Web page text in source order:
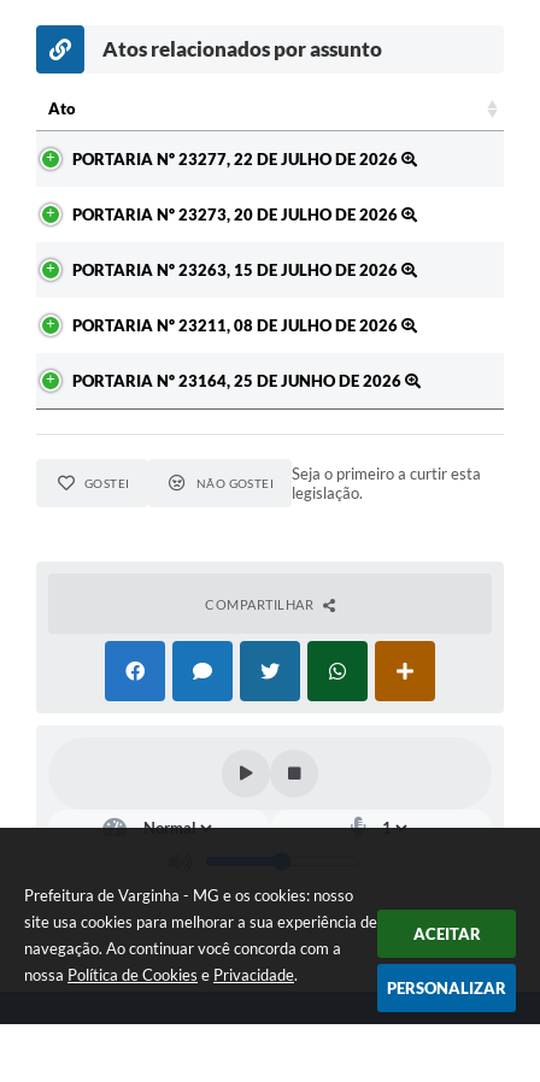
Prefeitura de Varginha - MG e os cookies: nosso
site usa cookies para melhorar a sua experiência de
navegação. Ao continuar você concorda com a
nossa Política de Cookies e Privacidade.
ACEITAR
PERSONALIZAR
Atos relacionados por assunto
Ato
PORTARIA Nº 23277, 22 DE JULHO DE 2026
PORTARIA Nº 23273, 20 DE JULHO DE 2026
PORTARIA Nº 23263, 15 DE JULHO DE 2026
PORTARIA Nº 23211, 08 DE JULHO DE 2026
PORTARIA Nº 23164, 25 DE JUNHO DE 2026
GOSTEI NÃO GOSTEI
Seja o primeiro a curtir esta
legislação.
COMPARTILHAR